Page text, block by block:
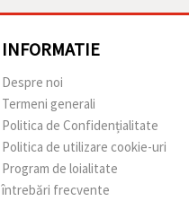
INFORMATIE
Despre noi
Termeni generali
Politica de Confidențialitate
Politica de utilizare cookie-uri
Program de loialitate
întrebări frecvente